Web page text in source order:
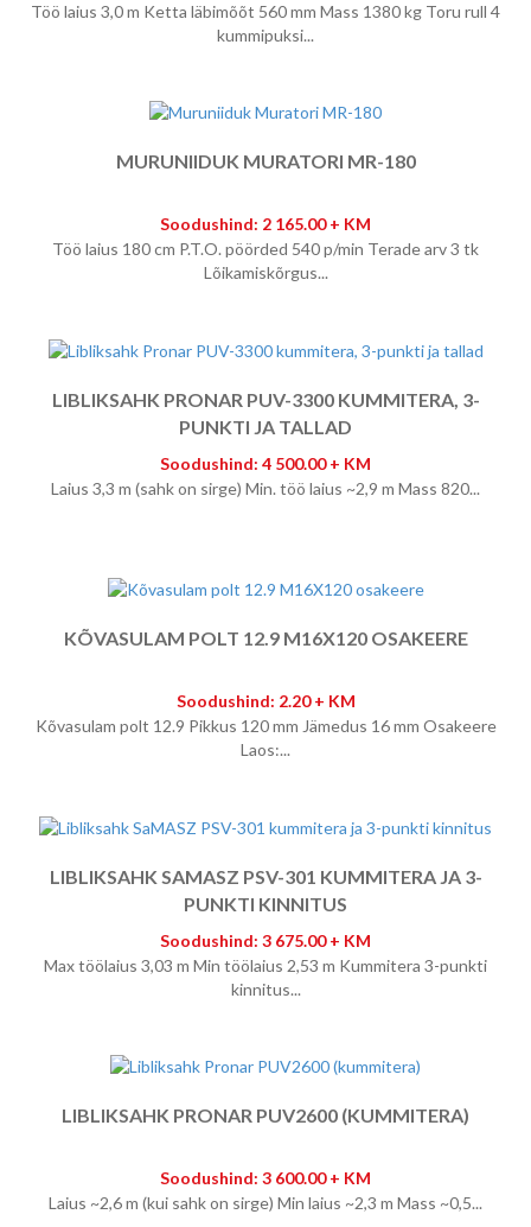
Töö laius 3,0 m Ketta läbimõõt 560 mm Mass 1380 kg Toru rull 4
kummipuksi...
MURUNIIDUK MURATORI MR-180
Soodushind: 2 165.00 + KM
Töö laius 180 cm P.T.O. pöörded 540 p/min Terade arv 3 tk
Lõikamiskõrgus...
LIBLIKSAHK PRONAR PUV-3300 KUMMITERA, 3-
PUNKTI JA TALLAD
Soodushind: 4 500.00 + KM
Laius 3,3 m (sahk on sirge) Min. töö laius ~2,9 m Mass 820...
KÕVASULAM POLT 12.9 M16X120 OSAKEERE
Soodushind: 2.20 + KM
Kõvasulam polt 12.9 Pikkus 120 mm Jämedus 16 mm Osakeere
Laos:...
LIBLIKSAHK SAMASZ PSV-301 KUMMITERA JA 3-
PUNKTI KINNITUS
Soodushind: 3 675.00 + KM
Max töölaius 3,03 m Min töölaius 2,53 m Kummitera 3-punkti
kinnitus...
LIBLIKSAHK PRONAR PUV2600 (KUMMITERA)
Soodushind: 3 600.00 + KM
Laius ~2,6 m (kui sahk on sirge) Min laius ~2,3 m Mass ~0,5...